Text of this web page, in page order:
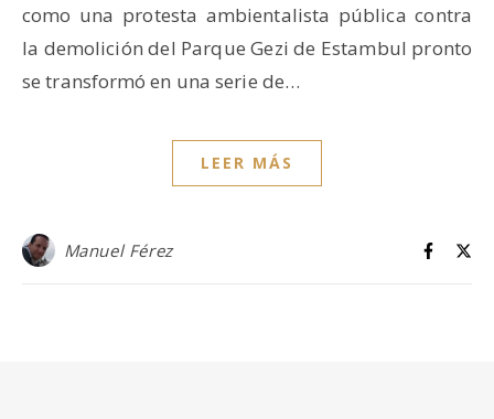
como una protesta ambientalista pública contra
la demolición del Parque Gezi de Estambul pronto
se transformó en una serie de…
LEER MÁS
Manuel Férez